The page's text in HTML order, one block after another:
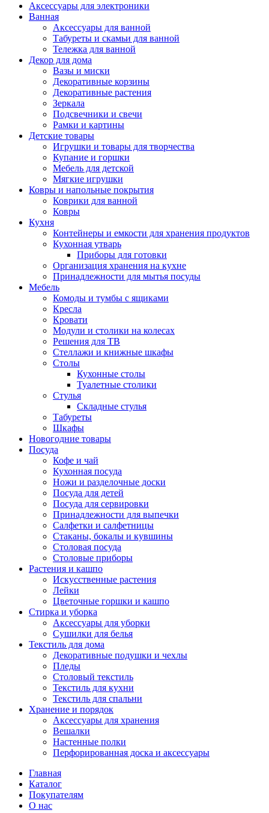
Аксессуары для электроники
Ванная
Аксессуары для ванной
Табуреты и скамьи для ванной
Тележка для ванной
Декор для дома
Вазы и миски
Декоративные корзины
Декоративные растения
Зеркала
Подсвечники и свечи
Рамки и картины
Детские товары
Игрушки и товары для творчества
Купание и горшки
Мебель для детской
Мягкие игрушки
Ковры и напольные покрытия
Коврики для ванной
Ковры
Кухня
Контейнеры и емкости для хранения продуктов
Кухонная утварь
Приборы для готовки
Организация хранения на кухне
Принадлежности для мытья посуды
Мебель
Комоды и тумбы с ящиками
Кресла
Кровати
Модули и столики на колесах
Решения для ТВ
Стеллажи и книжные шкафы
Столы
Кухонные столы
Туалетные столики
Стулья
Складные стулья
Табуреты
Шкафы
Новогодние товары
Посуда
Кофе и чай
Кухонная посуда
Ножи и разделочные доски
Посуда для детей
Посуда для сервировки
Принадлежности для выпечки
Салфетки и салфетницы
Стаканы, бокалы и кувшины
Столовая посуда
Столовые приборы
Растения и кашпо
Искусственные растения
Лейки
Цветочные горшки и кашпо
Стирка и уборка
Аксессуары для уборки
Сушилки для белья
Текстиль для дома
Декоративные подушки и чехлы
Пледы
Столовый текстиль
Текстиль для кухни
Текстиль для спальни
Хранение и порядок
Аксессуары для хранения
Вешалки
Настенные полки
Перфорированная доска и аксессуары
Главная
Каталог
Покупателям
О нас